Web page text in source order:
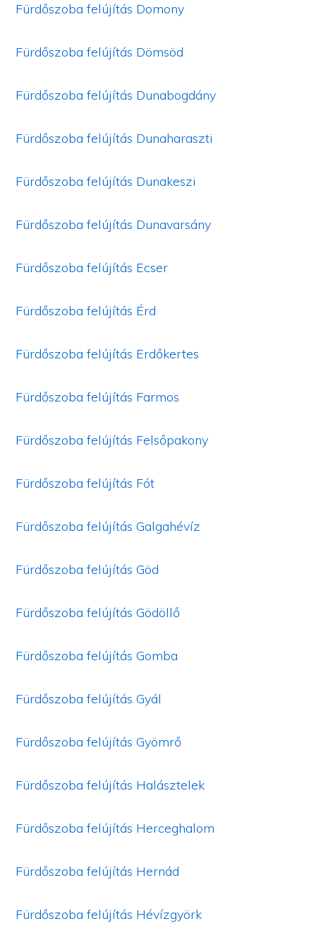
Fürdőszoba felújítás Domony
Fürdőszoba felújítás Dömsöd
Fürdőszoba felújítás Dunabogdány
Fürdőszoba felújítás Dunaharaszti
Fürdőszoba felújítás Dunakeszi
Fürdőszoba felújítás Dunavarsány
Fürdőszoba felújítás Ecser
Fürdőszoba felújítás Érd
Fürdőszoba felújítás Erdőkertes
Fürdőszoba felújítás Farmos
Fürdőszoba felújítás Felsőpakony
Fürdőszoba felújítás Fót
Fürdőszoba felújítás Galgahévíz
Fürdőszoba felújítás Göd
Fürdőszoba felújítás Gödöllő
Fürdőszoba felújítás Gomba
Fürdőszoba felújítás Gyál
Fürdőszoba felújítás Gyömrő
Fürdőszoba felújítás Halásztelek
Fürdőszoba felújítás Herceghalom
Fürdőszoba felújítás Hernád
Fürdőszoba felújítás Hévízgyörk